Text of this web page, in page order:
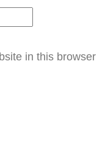
in this browser